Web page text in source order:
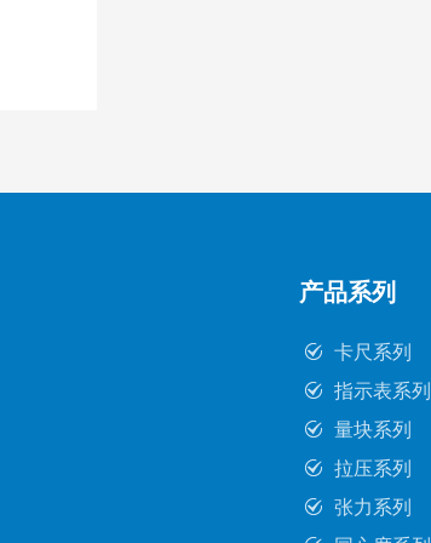
产品系列
卡尺系列
指示表系列
量块系列
拉压系列
张力系列